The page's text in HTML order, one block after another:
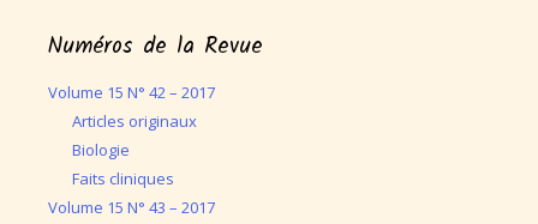
Numéros de la Revue
Volume 15 N° 42 – 2017
Articles originaux
Biologie
Faits cliniques
Volume 15 N° 43 – 2017